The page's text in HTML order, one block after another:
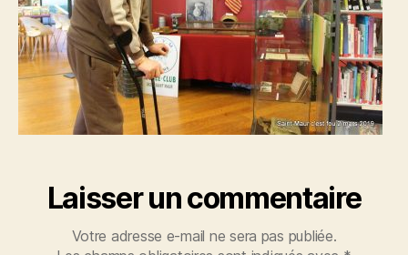
Laisser un commentaire
Votre adresse e-mail ne sera pas publiée.